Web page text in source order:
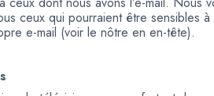
ceux qui pourraient être sensibles
e-mail (voir le nôtre en en-tête).